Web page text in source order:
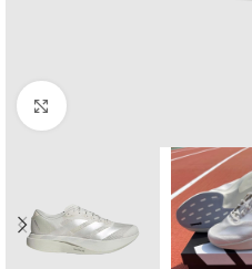
Click to enlarge